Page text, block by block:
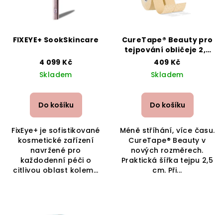
FIXEYE+ SookSkincare
4 099 Kč
Skladem
Do košíku
FixEye+ je sofistikované
kosmetické zařízení
navržené pro
každodenní péči o
citlivou oblast kolem...
CureTape® Beauty pro
tejpování obličeje 2,5
cm
409 Kč
Skladem
Do košíku
Méně stříhání, více času.
CureTape® Beauty v
nových rozměrech.
Praktická šířka tejpu 2,5
cm. Při...